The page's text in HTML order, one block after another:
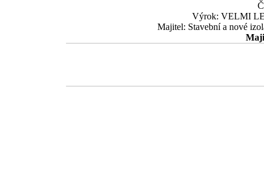
Výrok: VELMI
Majitel: Stavební a nové